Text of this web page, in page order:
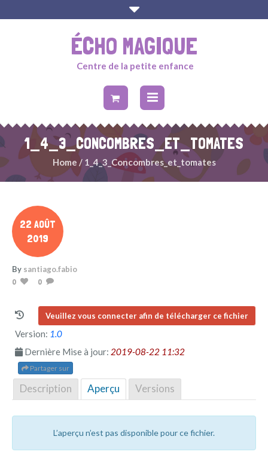
ÉCHO MAGIQUE
Centre de la petite enfance
1_4_3_CONCOMBRES_ET_TOMATES
Home / 1_4_3_Concombres_et_tomates
22 AOÛT
2019
By santiago.fabio
0
0
Veuillez vous connecter afin de télécharger ce fichier
Version: 1.0
Dernière Mise à jour: 2019-08-22 11:32
Partager sur
Description Aperçu Versions
L’aperçu n’est pas disponible pour ce fichier.